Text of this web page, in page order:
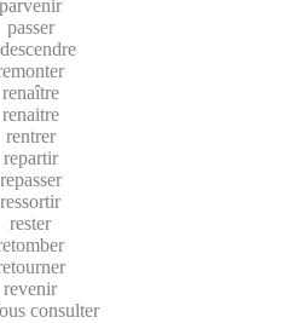
parvenir
passer
renaître
renaitre
rentrer
repartir
repasser
ressortir
rester
revenir
consulter